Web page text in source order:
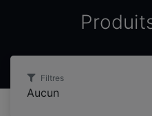
Filtres
Aucun